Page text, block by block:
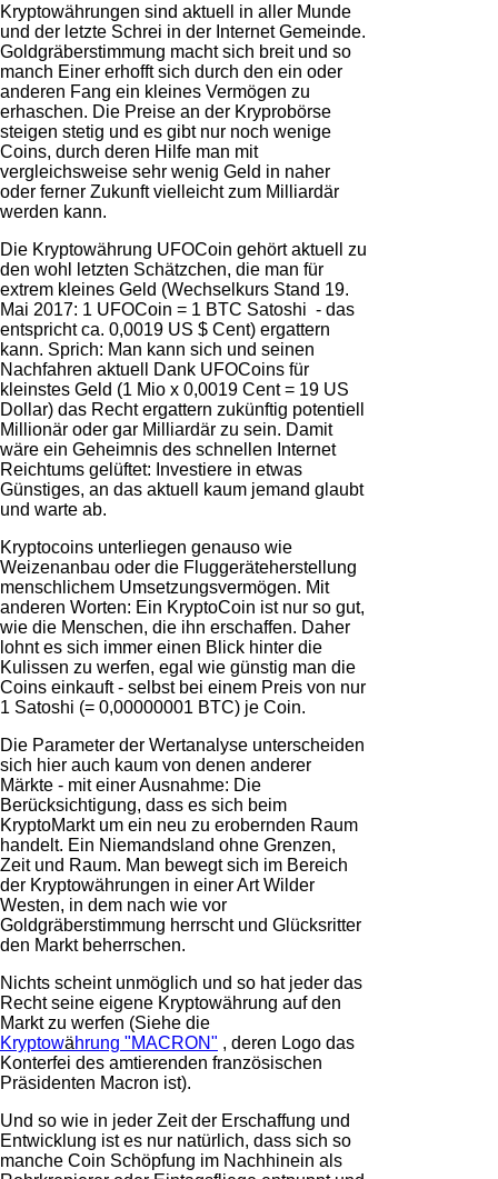
Kryptowährungen sind aktuell in aller Munde
und der letzte Schrei in der Internet Gemeinde.
Goldgräberstimmung macht sich breit und so
manch Einer erhofft sich durch den ein oder
anderen Fang ein kleines Vermögen zu
erhaschen. Die Preise an der Kryprobörse
steigen stetig und es gibt nur noch wenige
Coins, durch deren Hilfe man mit
vergleichsweise sehr wenig Geld in naher
oder ferner Zukunft vielleicht zum Milliardär
werden kann.
Die Kryptowährung UFOCoin gehört aktuell zu
den wohl letzten Schätzchen, die man für
extrem kleines Geld (Wechselkurs Stand 19.
Mai 2017: 1 UFOCoin = 1 BTC Satoshi - das
entspricht ca. 0,0019 US $ Cent) ergattern
kann. Sprich: Man kann sich und seinen
Nachfahren aktuell Dank UFOCoins für
kleinstes Geld (1 Mio x 0,0019 Cent = 19 US
Dollar) das Recht ergattern zukünftig potentiell
Millionär oder gar Milliardär zu sein. Damit
wäre ein Geheimnis des schnellen Internet
Reichtums gelüftet: Investiere in etwas
Günstiges, an das aktuell kaum jemand glaubt
und warte ab.
Kryptocoins unterliegen genauso wie
Weizenanbau oder die Fluggeräteherstellung
menschlichem Umsetzungsvermögen. Mit
anderen Worten: Ein KryptoCoin ist nur so gut,
wie die Menschen, die ihn erschaffen. Daher
lohnt es sich immer einen Blick hinter die
Kulissen zu werfen, egal wie günstig man die
Coins einkauft - selbst bei einem Preis von nur
1 Satoshi (= 0,00000001 BTC) je Coin.
Die Parameter der Wertanalyse unterscheiden
sich hier auch kaum von denen anderer
Märkte - mit einer Ausnahme: Die
Berücksichtigung, dass es sich beim
KryptoMarkt um ein neu zu erobernden Raum
handelt. Ein Niemandsland ohne Grenzen,
Zeit und Raum. Man bewegt sich im Bereich
der Kryptowährungen in einer Art Wilder
Westen, in dem nach wie vor
Goldgräberstimmung herrscht und Glücksritter
den Markt beherrschen.
Nichts scheint unmöglich und so hat jeder das
Recht seine eigene Kryptowährung auf den
Markt zu werfen (Siehe die
Kryptowährung "MACRON" , deren Logo das
Konterfei des amtierenden französischen
Präsidenten Macron ist).
Und so wie in jeder Zeit der Erschaffung und
Entwicklung ist es nur natürlich, dass sich so
manche Coin Schöpfung im Nachhinein als